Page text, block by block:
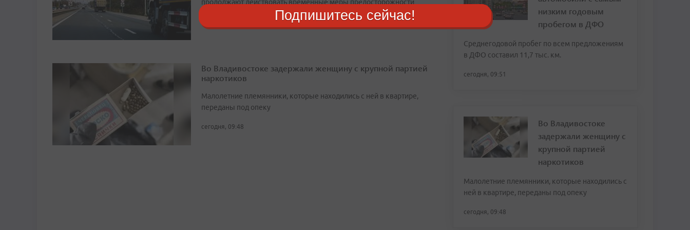
продолжают действовать временные меры предосторожности
Во Владивостоке задержали женщину с крупной партией
наркотиков
Малолетние племянники, которые находились с ней в квартире,
переданы под опеку
сегодня, 09:48
низким годовым
пробегом в ДФО
Среднегодовой пробег по всем предложениям
в ДФО составил 11,7 тыс. км.
сегодня, 09:51
Во Владивостоке
задержали женщину с
крупной партией
наркотиков
Малолетние племянники, которые находились с
ней в квартире, переданы под опеку
сегодня, 09:48
Подпишитесь сейчас!